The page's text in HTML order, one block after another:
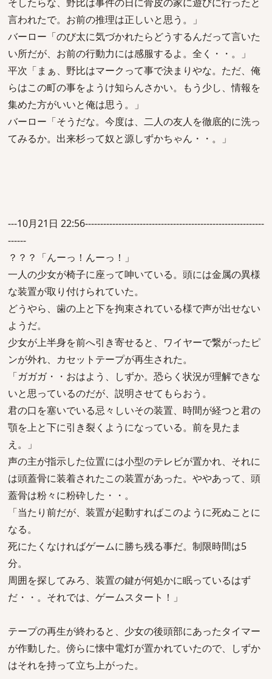
言われたで。お前の推理は正しいと思う。」
バーロー「のび太に気づかれたらどうするんだって言いた
い所だが、お前の行動力には感服するよ。全く・・。」
平次「まぁ、野比はマークって事で決まりやな。ただ、俺
らはこの町の事をようけ知らんさかい。もう少し、情報を
集めた方がいいと俺は思う。」
バーロー「そうだな。今度は、二人の友人を徹底的に洗っ
てみるか。出来杉って奴と源しずかちゃん・・。」
---10月21日 22:56-----------------------------------------------------------
------
？？？「んーっ！んーっ！」
一人の少女が椅子に座って呻いている。頭には金属の異様
な装置が取り付けられていた。
どうやら、歯の上と下を拘束されている様で声が出せない
ようだ。
少女が上半身を前へ引き寄せると、ワイヤーで繋がったピ
ンが外れ、カセットテープが再生された。
「ガガガ・・おはよう、しずか。恐らく状況が理解できな
いと思っているのだが、説明させてもらおう。
君の口を塞いでいる忌々しいその装置、時間が経つと君の
顎を上と下に引き裂くようになっている。前を見たま
え。」
声の主が指示した位置には小型のテレビが置かれ、それに
は頭蓋骨に装着されたこの装置があった。ややあって、頭
蓋骨は粉々に粉砕した・・。
「当たり前だが、装置が起動すればこのように死ぬことに
なる。
死にたくなければゲームに勝ち残る事だ。制限時間は5
分。
周囲を探してみろ、装置の鍵が何処かに眠っているはず
だ・・。それでは、ゲームスタート！」
テープの再生が終わると、少女の後頭部にあったタイマー
が作動した。傍らに懐中電灯が置かれていたので、しずか
はそれを持って立ち上がった。